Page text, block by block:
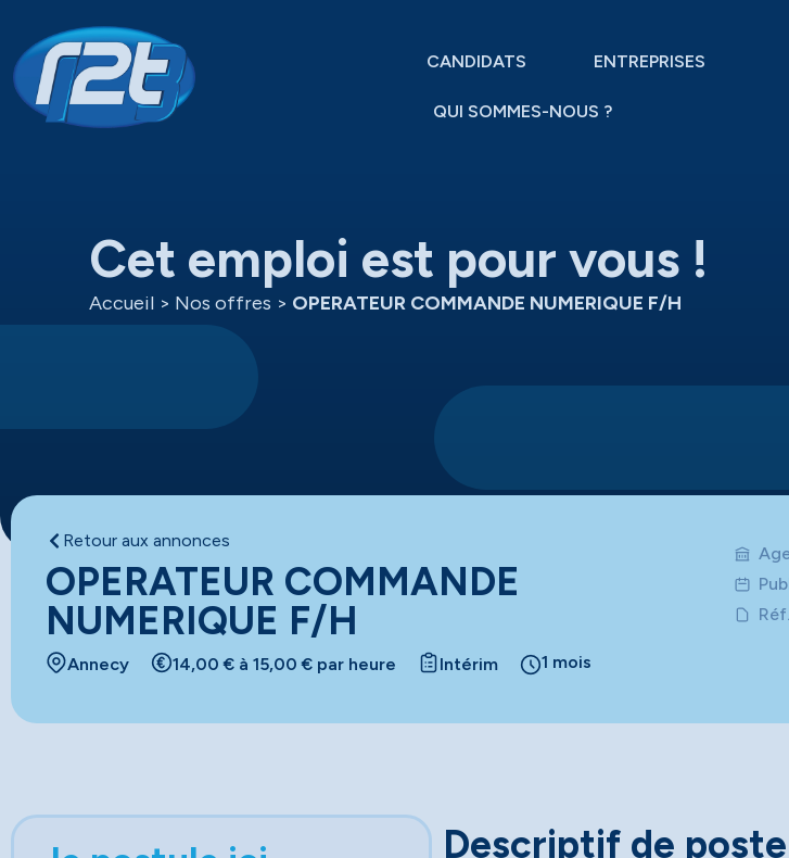
CANDIDATS ENTREPRISES
QUI SOMMES-NOUS ?
Cet emploi est pour vous !
Accueil > Nos offres > OPERATEUR COMMANDE NUMERIQUE F/H
Retour aux annonces
OPERATEUR COMMANDE
NUMERIQUE F/H
Annecy 14,00 € à 15,00 € par heure Intérim 1 mois
Descriptif de poste